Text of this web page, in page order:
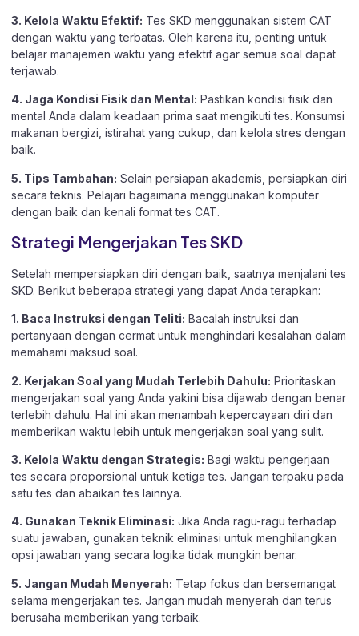
3. Kelola Waktu Efektif: Tes SKD menggunakan sistem CAT
dengan waktu yang terbatas. Oleh karena itu, penting untuk
belajar manajemen waktu yang efektif agar semua soal dapat
terjawab.
4. Jaga Kondisi Fisik dan Mental: Pastikan kondisi fisik dan
mental Anda dalam keadaan prima saat mengikuti tes. Konsumsi
makanan bergizi, istirahat yang cukup, dan kelola stres dengan
baik.
5. Tips Tambahan: Selain persiapan akademis, persiapkan diri
secara teknis. Pelajari bagaimana menggunakan komputer
dengan baik dan kenali format tes CAT.
Strategi Mengerjakan Tes SKD
Setelah mempersiapkan diri dengan baik, saatnya menjalani tes
SKD. Berikut beberapa strategi yang dapat Anda terapkan:
1. Baca Instruksi dengan Teliti: Bacalah instruksi dan
pertanyaan dengan cermat untuk menghindari kesalahan dalam
memahami maksud soal.
2. Kerjakan Soal yang Mudah Terlebih Dahulu: Prioritaskan
mengerjakan soal yang Anda yakini bisa dijawab dengan benar
terlebih dahulu. Hal ini akan menambah kepercayaan diri dan
memberikan waktu lebih untuk mengerjakan soal yang sulit.
3. Kelola Waktu dengan Strategis: Bagi waktu pengerjaan
tes secara proporsional untuk ketiga tes. Jangan terpaku pada
satu tes dan abaikan tes lainnya.
4. Gunakan Teknik Eliminasi: Jika Anda ragu-ragu terhadap
suatu jawaban, gunakan teknik eliminasi untuk menghilangkan
opsi jawaban yang secara logika tidak mungkin benar.
5. Jangan Mudah Menyerah: Tetap fokus dan bersemangat
selama mengerjakan tes. Jangan mudah menyerah dan terus
berusaha memberikan yang terbaik.